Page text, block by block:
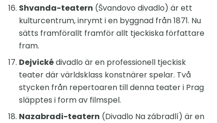
Shvanda-teatern (Švandovo divadlo) är ett
kulturcentrum, inrymt i en byggnad från 1871. Nu
sätts framförallt framför allt tjeckiska författare
fram.
Dejvickédivadlo är en professionell tjeckisk
teater där världsklass konstnärer spelar. Två
stycken från repertoaren till denna teater i Prag
släpptes i form av filmspel.
Nazabradi-teatern (Divadlo Na zábradlí) är en